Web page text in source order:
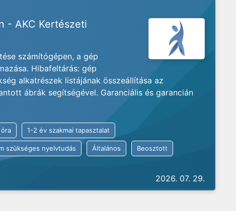
- AKC Kertészeti
számítógépen, a gép
Hibafeltárás: gép
alkatrészek listájának összeállítása az
ábrák segítségével. Garanciális és garancián
1-2 év szakmai tapasztalat
szükséges nyelvtudás Általános Beosztott
2026. 07. 29.